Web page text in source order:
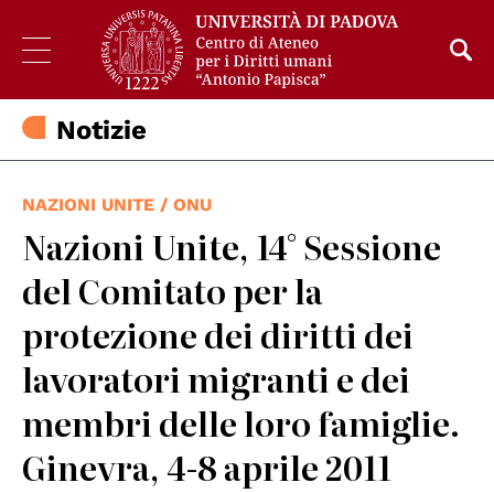
Notizie
NAZIONI UNITE / ONU
Nazioni Unite, 14° Sessione
del Comitato per la
protezione dei diritti dei
lavoratori migranti e dei
membri delle loro famiglie.
Ginevra, 4-8 aprile 2011